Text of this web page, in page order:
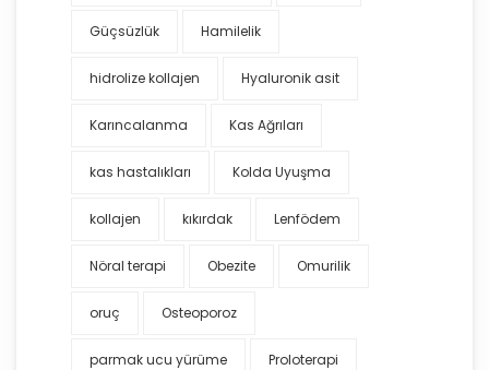
Güçsüzlük Hamilelik
hidrolize kollajen Hyaluronik asit
Karıncalanma Kas Ağrıları
kas hastalıkları Kolda Uyuşma
kollajen kıkırdak Lenfödem
Nöral terapi Obezite Omurilik
oruç Osteoporoz
parmak ucu yürüme Proloterapi